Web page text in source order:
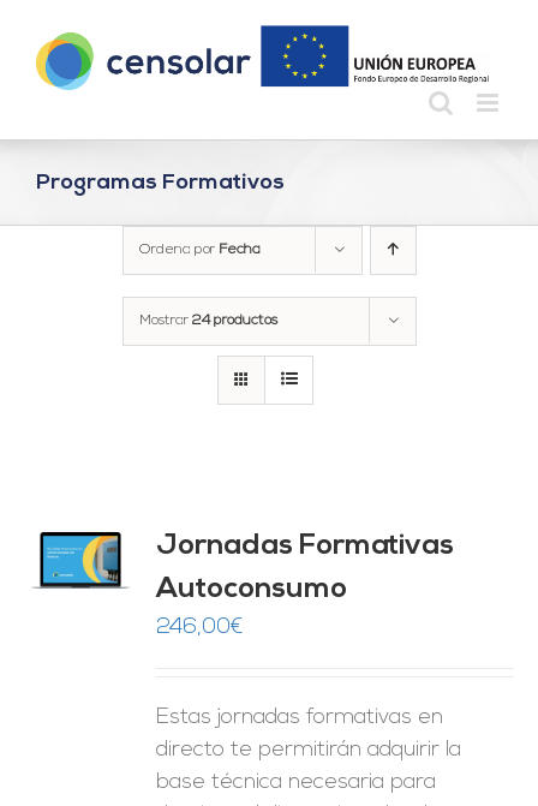
contenido
Programas Formativos
Ordena por Fecha
Mostrar 24 productos
Jornadas Formativas
Autoconsumo
246,00€
Estas jornadas formativas en
directo te permitirán adquirir la
base técnica necesaria para